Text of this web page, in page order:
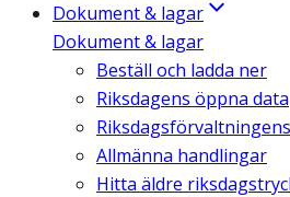
Dokument & lagar
Dokument & lagar
Beställ och ladda ner
Riksdagens öppna data
Allmänna handlingar
Hitta äldre